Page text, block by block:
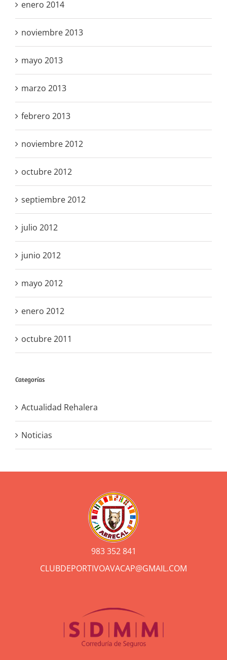
enero 2014
noviembre 2013
mayo 2013
marzo 2013
febrero 2013
noviembre 2012
octubre 2012
septiembre 2012
julio 2012
junio 2012
mayo 2012
enero 2012
octubre 2011
Categorías
Actualidad Rehalera
Noticias
983 352 841
CLUBDEPORTIVOAVACAP@GMAIL.COM